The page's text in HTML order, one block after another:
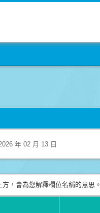
年 02 月 13 日
，會為您解釋欄位名稱的意思。